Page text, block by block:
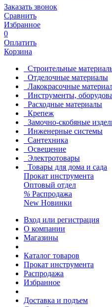
Заказать звонок
Сравнить
Избранное
0
Оплатить
Корзина
Строительные
Отделочные материалы
Лакокрасочные
Инструменты,
Расходные материалы
Крепеж
Замочно-скобяные
Инженерные системы
Сантехника
Освещение
Электротовары
Товары для дома и сада
Прокат инструмента
Оптовый отдел
% Распродажа
New Новинки
Вход или регистрация
О компании
Магазины
Каталог товаров
Прокат инструмента
Распродажа
Избранное
Доставка и подъем